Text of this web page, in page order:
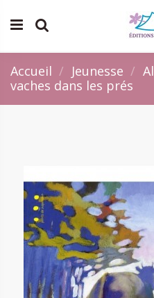
Accueil Jeunesse
vaches dans les prés